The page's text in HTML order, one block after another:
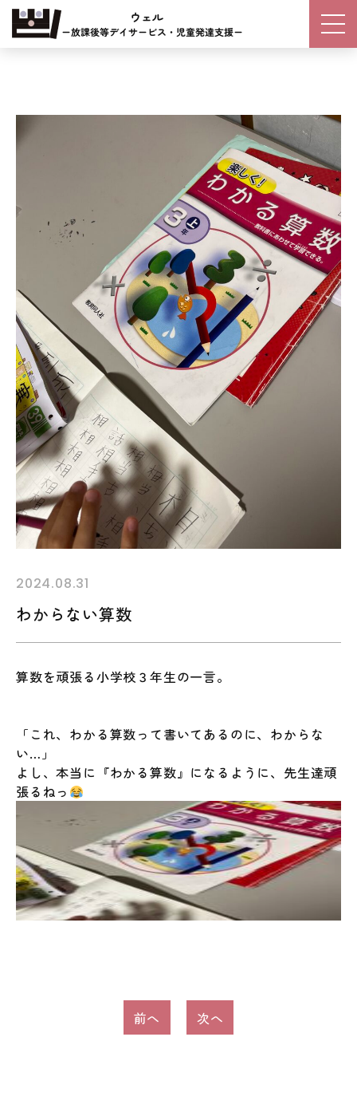
2024.08.31
わからない算数
算数を頑張る小学校３年生の一言。
「これ、わかる算数って書いてあるのに、わからな
い…」
よし、本当に『わかる算数』になるように、先生達頑
張るねっ
前へ 次へ